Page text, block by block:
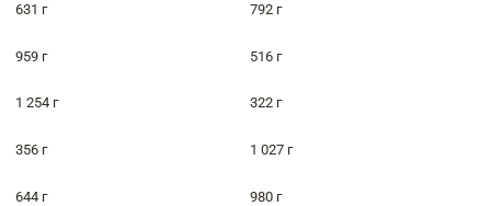
631 г 792 г
959 г 516 г
1 254 г 322 г
356 г 1 027 г
644 г 980 г